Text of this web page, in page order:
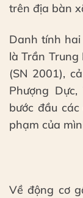
trên địa bàn
Danh tính
là Trần Trung
(SN 2001),
Phượng
bước đầu
phạm của
Về động cơ